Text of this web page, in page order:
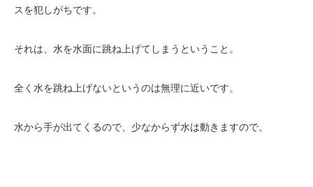
スを犯しがちです。
それは、水を水面に跳ね上げてしまうということ。
全く水を跳ね上げないというのは無理に近いです。
水から手が出てくるので、少なからず水は動きますので。